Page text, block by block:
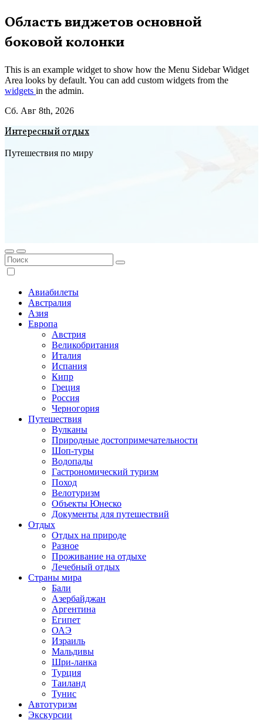
Перейти
к
содержимому
Область виджетов основной
боковой колонки
This is an example widget to show how the Menu Sidebar Widget
Area looks by default. You can add custom widgets from the
widgets in the admin.
Сб. Авг 8th, 2026
Интересный отдых
Путешествия по миру
Авиабилеты
Австралия
Азия
Европа
Австрия
Великобритания
Италия
Испания
Кипр
Греция
Россия
Черногория
Путешествия
Вулканы
Природные достопримечательности
Шоп-туры
Водопады
Гастрономический туризм
Поход
Велотуризм
Объекты Юнеско
Документы для путешествий
Отдых
Отдых на природе
Разное
Проживание на отдыхе
Лечебный отдых
Страны мира
Бали
Азербайджан
Аргентина
Египет
ОАЭ
Израиль
Мальдивы
Шри-ланка
Турция
Таиланд
Тунис
Автотуризм
Экскурсии